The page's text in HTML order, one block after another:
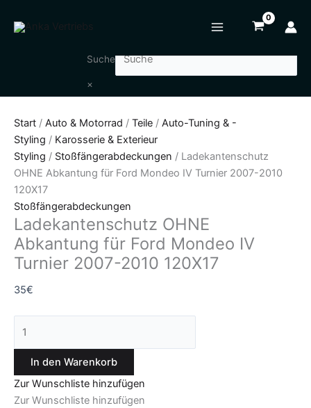
Inhalt
Suche
×
Start / Auto & Motorrad / Teile / Auto-Tuning & -
Styling / Karosserie & Exterieur
Styling / Stoßfängerabdeckungen / Ladekantenschutz
OHNE Abkantung für Ford Mondeo IV Turnier 2007-2010
120X17
Stoßfängerabdeckungen
Ladekantenschutz OHNE
Abkantung für Ford Mondeo IV
Turnier 2007-2010 120X17
35€
OHNE
Turnier
2007-
2010
120X17
Menge
In den Warenkorb
Zur Wunschliste hinzufügen
Zur Wunschliste hinzufügen